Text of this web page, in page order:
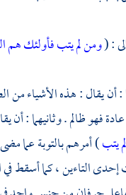
: (ومن لم يتب فأولئك هم
أن يقال : هذه الأشياء من
فهو ظالم . وثانيهما : أن
يتب) أمرهم بالتوبة عما
التاءين ، كما أسقط